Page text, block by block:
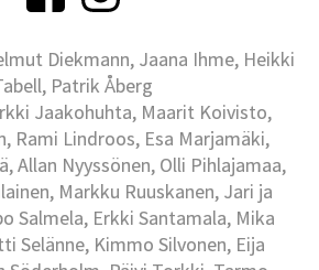
Diekmann, Jaana Ihme, Heikki
Patrik Åberg
Jaakohuhta, Maarit Koivisto,
Rami Lindroos, Esa Marjamäki,
Allan Nyyssönen, Olli Pihlajamaa,
Markku Ruuskanen, Jari ja
Salmela, Erkki Santamala, Mika
Selänne, Kimmo Silvonen, Eija